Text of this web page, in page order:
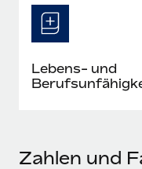
Mehr erfahren
Lebens- und
Zahlen und